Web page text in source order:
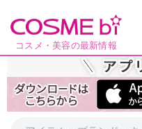
コスメ・美容の最新情報